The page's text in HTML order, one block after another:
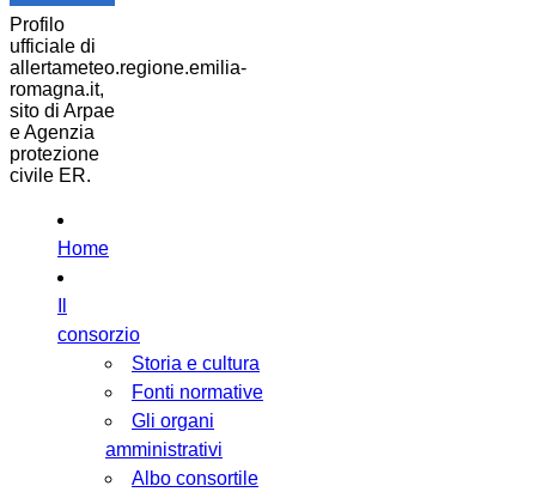
Profilo
ufficiale di
allertameteo.regione.emilia-
romagna.it,
sito di Arpae
e Agenzia
protezione
civile ER.
Home
consorzio
Storia e cultura
Fonti normative
Gli organi
amministrativi
Albo consortile